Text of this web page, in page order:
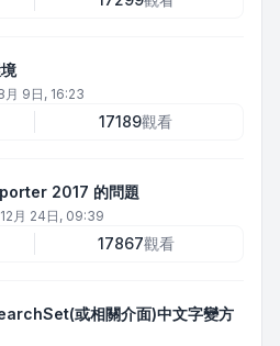
月 9日, 16:23
17189觀看
2017 的問題
月 24日, 09:39
17867觀看
或相關介面)中文字變方